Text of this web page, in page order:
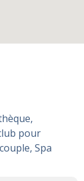
,
pour
, Spa